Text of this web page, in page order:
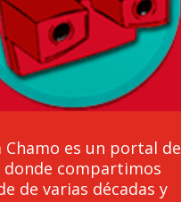
Chamo es un portal de
compartimos
de varias décadas y